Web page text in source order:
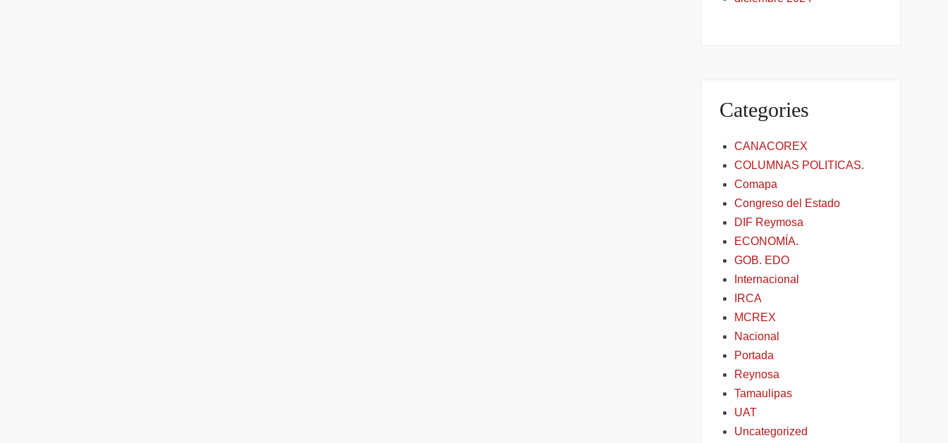
Categories
CANACOREX
COLUMNAS POLITICAS.
Comapa
Congreso del Estado
DIF Reymosa
ECONOMÍA.
GOB. EDO
Internacional
IRCA
MCREX
Nacional
Portada
Reynosa
Tamaulipas
UAT
Uncategorized